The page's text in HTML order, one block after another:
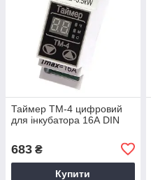
Таймер ТМ-4 цифровий
для інкубатора 16А DIN
683 ₴
Купити